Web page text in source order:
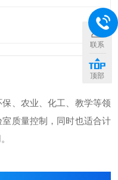
、农业、化工、教学等领
质量控制，同时也适合计
联系
顶部